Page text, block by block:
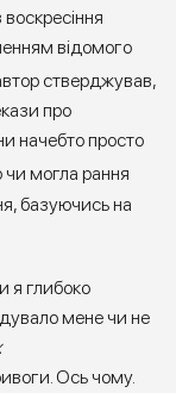
воскресіння
відомого
автор стверджував,
про
начебто просто
чи могла рання
базуючись на
я глибоко
мене чи не
Ось чому.